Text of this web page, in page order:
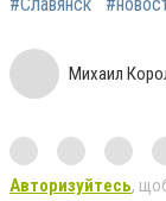
Михаил
Авторизуйтесь,